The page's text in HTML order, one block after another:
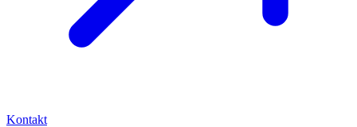
Kontakt